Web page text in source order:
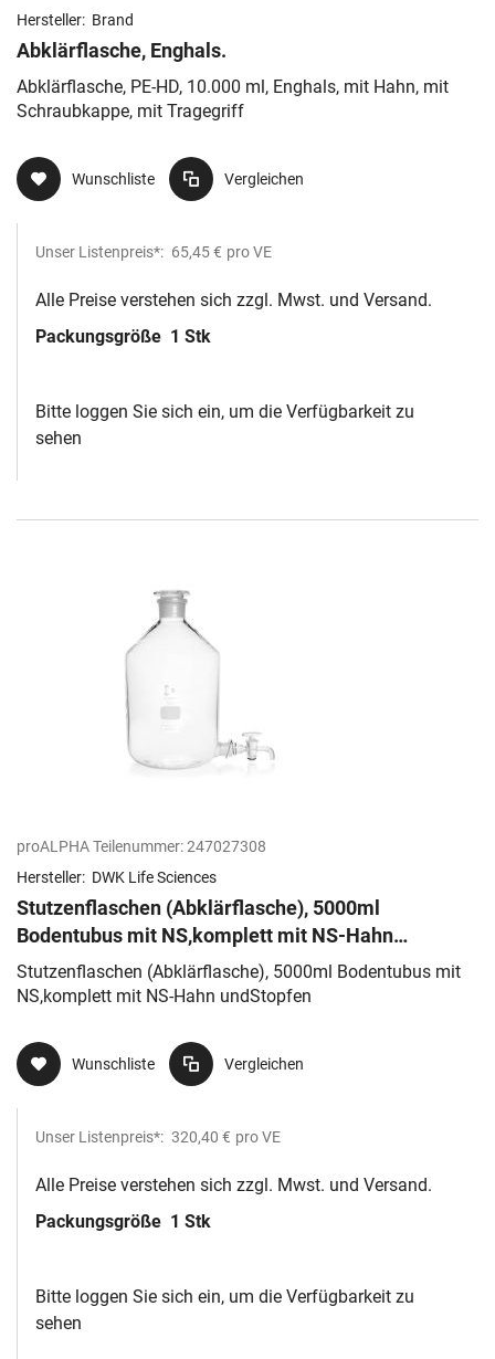
Hersteller: Brand
Abklärflasche, Enghals.
Abklärflasche, PE-HD, 10.000 ml, Enghals, mit Hahn, mit
Schraubkappe, mit Tragegriff
Wunschliste Vergleichen
Unser Listenpreis*: 65,45 € pro VE
Alle Preise verstehen sich zzgl. Mwst. und Versand.
Packungsgröße 1 Stk
Bitte loggen Sie sich ein, um die Verfügbarkeit zu
sehen
proALPHA Teilenummer:247027308
Hersteller: DWK Life Sciences
Stutzenflaschen (Abklärflasche), 5000ml
Bodentubus mit NS,komplett mit NS-Hahn
undStopfen
Stutzenflaschen (Abklärflasche), 5000ml Bodentubus mit
NS,komplett mit NS-Hahn undStopfen
Wunschliste Vergleichen
Unser Listenpreis*: 320,40 € pro VE
Alle Preise verstehen sich zzgl. Mwst. und Versand.
Packungsgröße 1 Stk
Bitte loggen Sie sich ein, um die Verfügbarkeit zu
sehen